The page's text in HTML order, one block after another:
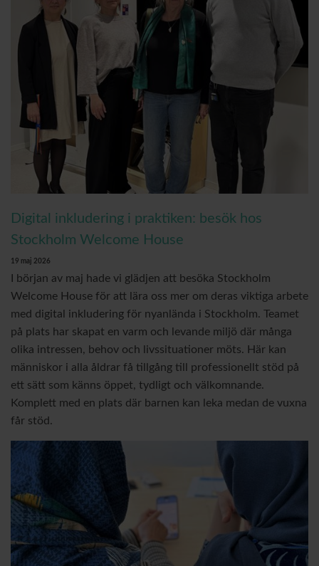
Digital inkludering i praktiken: besök hos
Stockholm Welcome House
19 maj 2026
I början av maj hade vi glädjen att besöka Stockholm
Welcome House för att lära oss mer om deras viktiga arbete
med digital inkludering för nyanlända i Stockholm. Teamet
på plats har skapat en varm och levande miljö där många
olika intressen, behov och livssituationer möts. Här kan
människor i alla åldrar få tillgång till professionellt stöd på
ett sätt som känns öppet, tydligt och välkomnande.
Komplett med en plats där barnen kan leka medan de vuxna
får stöd.